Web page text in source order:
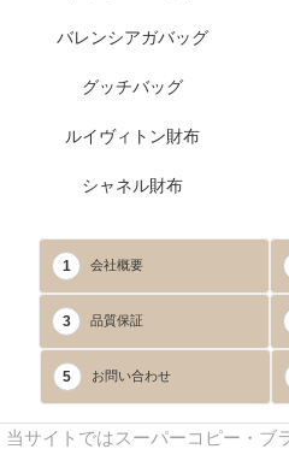
バレンシアガバッグ
グッチバッグ
ルイヴィトン財布
シャネル財布
1 会社概要
3 品質保証
5 お問い合わせ
当サイトではスーパーコピー・ブ